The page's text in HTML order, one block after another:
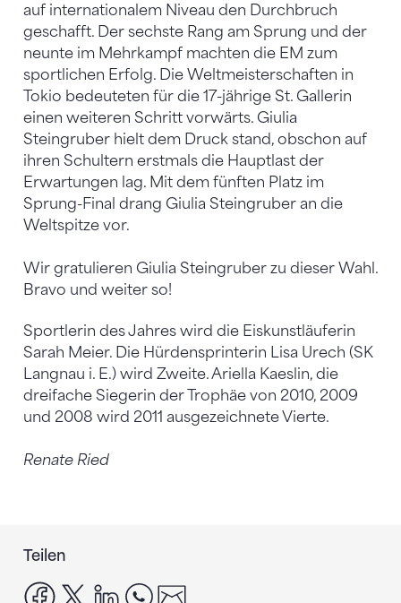
auf internationalem Niveau den Durchbruch
geschafft. Der sechste Rang am Sprung und der
neunte im Mehrkampf machten die EM zum
sportlichen Erfolg. Die Weltmeisterschaften in
Tokio bedeuteten für die 17-jährige St. Gallerin
einen weiteren Schritt vorwärts. Giulia
Steingruber hielt dem Druck stand, obschon auf
ihren Schultern erstmals die Hauptlast der
Erwartungen lag. Mit dem fünften Platz im
Sprung-Final drang Giulia Steingruber an die
Weltspitze vor.
Wir gratulieren Giulia Steingruber zu dieser Wahl.
Bravo und weiter so!
Sportlerin des Jahres wird die Eiskunstläuferin
Sarah Meier. Die Hürdensprinterin Lisa Urech (SK
Langnau i. E.) wird Zweite. Ariella Kaeslin, die
dreifache Siegerin der Trophäe von 2010, 2009
und 2008 wird 2011 ausgezeichnete Vierte.
Renate Ried
Teilen
facebook
x linkedinwhatsapp